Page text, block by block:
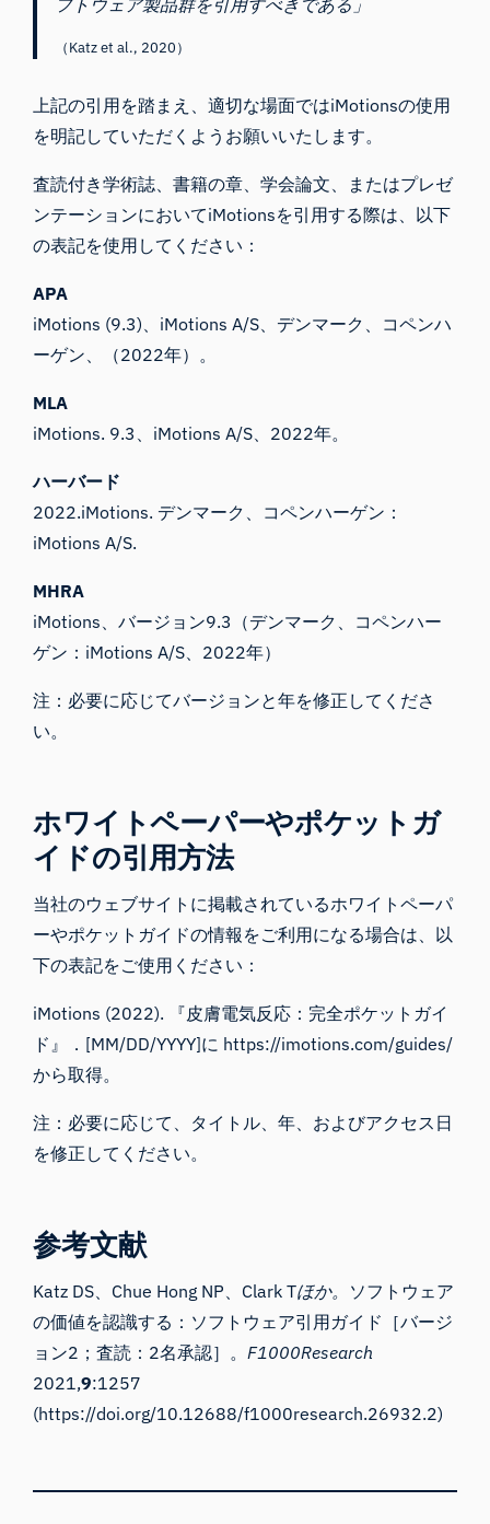
フトウェア製品群を引用すべきである」
（Katz et al., 2020）
上記の引用を踏まえ、適切な場面ではiMotionsの使用
を明記していただくようお願いいたします。
査読付き学術誌、書籍の章、学会論文、またはプレゼ
ンテーションにおいてiMotionsを引用する際は、以下
の表記を使用してください：
APA
iMotions (9.3)、iMotions A/S、デンマーク、コペンハ
ーゲン、（2022年）。
MLA
iMotions. 9.3、iMotions A/S、2022年。
ハーバード
2022.iMotions. デンマーク、コペンハーゲン：
iMotions A/S.
MHRA
iMotions、バージョン9.3（デンマーク、コペンハー
ゲン：iMotions A/S、2022年）
注：必要に応じてバージョンと年を修正してくださ
い。
ホワイトペーパーやポケットガ
イドの引用方法
当社のウェブサイトに掲載されているホワイトペーパ
ーやポケットガイドの情報をご利用になる場合は、以
下の表記をご使用ください：
iMotions (2022). 『皮膚電気反応：完全ポケットガイ
ド』．[MM/DD/YYYY]に https://imotions.com/guides/
から取得。
注：必要に応じて、タイトル、年、およびアクセス日
を修正してください。
参考文献
Katz DS、Chue Hong NP、Clark Tほか。 ソフトウェア
の価値を認識する：ソフトウェア引用ガイド［バージ
ョン2；査読：2名承認］。 F1000Research
2021,9:1257
(https://doi.org/10.12688/f1000research.26932.2)